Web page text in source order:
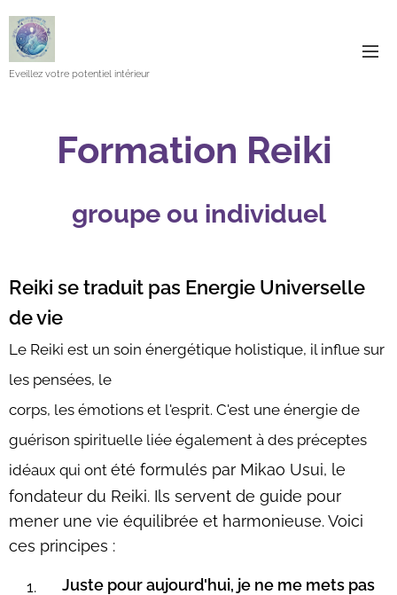
Eveillez votre potentiel intérieur
Formation Reiki
groupe ou individuel
Reiki se traduit pas Energie Universelle
de vie
Le Reiki est un soin énergétique holistique, il influe sur
les pensées, le
corps, les émotions et l'esprit. C'est une énergie de
guérison spirituelle liée également à des préceptes
idéaux qui ont été formulés par Mikao Usui, le
fondateur du Reiki. Ils servent de guide pour
mener une vie équilibrée et harmonieuse. Voici
ces principes :
Juste pour aujourd'hui, je ne me mets pas